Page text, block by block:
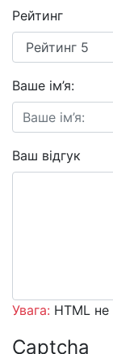
Рейтинг
Ваше ім’я:
Ваш відгук
Увага: HTML не
Captcha